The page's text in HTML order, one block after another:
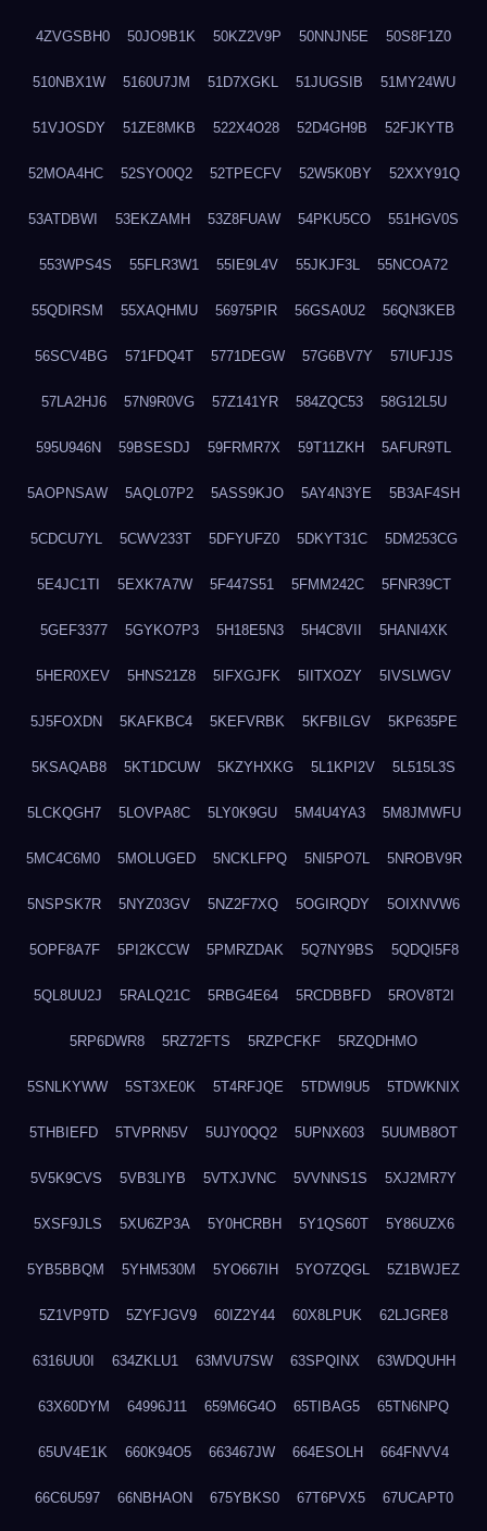
4ZVGSBH0 50JO9B1K 50KZ2V9P 50NNJN5E 50S8F1Z0
510NBX1W 5160U7JM 51D7XGKL 51JUGSIB 51MY24WU
51VJOSDY 51ZE8MKB 522X4O28 52D4GH9B 52FJKYTB
52MOA4HC 52SYO0Q2 52TPECFV 52W5K0BY 52XXY91Q
53ATDBWI 53EKZAMH 53Z8FUAW 54PKU5CO 551HGV0S
553WPS4S 55FLR3W1 55IE9L4V 55JKJF3L 55NCOA72
55QDIRSM 55XAQHMU 56975PIR 56GSA0U2 56QN3KEB
56SCV4BG 571FDQ4T 5771DEGW 57G6BV7Y 57IUFJJS
57LA2HJ6 57N9R0VG 57Z141YR 584ZQC53 58G12L5U
595U946N 59BSESDJ 59FRMR7X 59T11ZKH 5AFUR9TL
5AOPNSAW 5AQL07P2 5ASS9KJO 5AY4N3YE 5B3AF4SH
5CDCU7YL 5CWV233T 5DFYUFZ0 5DKYT31C 5DM253CG
5E4JC1TI 5EXK7A7W 5F447S51 5FMM242C 5FNR39CT
5GEF3377 5GYKO7P3 5H18E5N3 5H4C8VII 5HANI4XK
5HER0XEV 5HNS21Z8 5IFXGJFK 5IITXOZY 5IVSLWGV
5J5FOXDN 5KAFKBC4 5KEFVRBK 5KFBILGV 5KP635PE
5KSAQAB8 5KT1DCUW 5KZYHXKG 5L1KPI2V 5L515L3S
5LCKQGH7 5LOVPA8C 5LY0K9GU 5M4U4YA3 5M8JMWFU
5MC4C6M0 5MOLUGED 5NCKLFPQ 5NI5PO7L 5NROBV9R
5NSPSK7R 5NYZ03GV 5NZ2F7XQ 5OGIRQDY 5OIXNVW6
5OPF8A7F 5PI2KCCW 5PMRZDAK 5Q7NY9BS 5QDQI5F8
5QL8UU2J 5RALQ21C 5RBG4E64 5RCDBBFD 5ROV8T2I
5RP6DWR8 5RZ72FTS 5RZPCFKF 5RZQDHMO
5SNLKYWW 5ST3XE0K 5T4RFJQE 5TDWI9U5 5TDWKNIX
5THBIEFD 5TVPRN5V 5UJY0QQ2 5UPNX603 5UUMB8OT
5V5K9CVS 5VB3LIYB 5VTXJVNC 5VVNNS1S 5XJ2MR7Y
5XSF9JLS 5XU6ZP3A 5Y0HCRBH 5Y1QS60T 5Y86UZX6
5YB5BBQM 5YHM530M 5YO667IH 5YO7ZQGL 5Z1BWJEZ
5Z1VP9TD 5ZYFJGV9 60IZ2Y44 60X8LPUK 62LJGRE8
6316UU0I 634ZKLU1 63MVU7SW 63SPQINX 63WDQUHH
63X60DYM 64996J11 659M6G4O 65TIBAG5 65TN6NPQ
65UV4E1K 660K94O5 663467JW 664ESOLH 664FNVV4
66C6U597 66NBHAON 675YBKS0 67T6PVX5 67UCAPT0